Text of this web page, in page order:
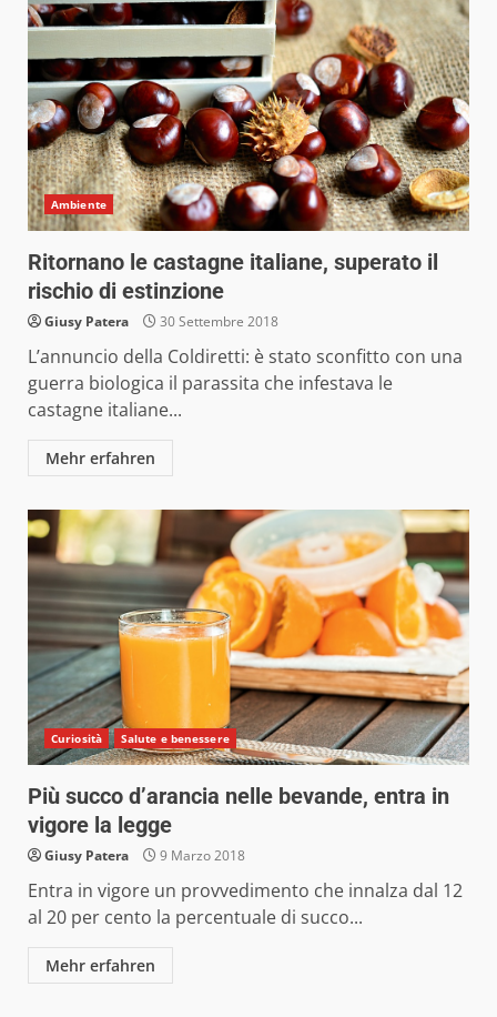
Ambiente
Ritornano le castagne italiane, superato il
rischio di estinzione
Giusy Patera 30 Settembre 2018
L’annuncio della Coldiretti: è stato sconfitto con una
guerra biologica il parassita che infestava le
castagne italiane...
Mehr erfahren
Curiosità Salute e benessere
Più succo d’arancia nelle bevande, entra in
vigore la legge
Giusy Patera 9 Marzo 2018
Entra in vigore un provvedimento che innalza dal 12
al 20 per cento la percentuale di succo...
Mehr erfahren